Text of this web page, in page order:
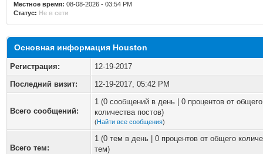
Местное время: 08-08-2026 - 03:54 PM
Статус: Не в сети
Основная информация Houston
Регистрация:
12-19-2017
Последний визит:
12-19-2017, 05:42 PM
Всего сообщений:
1 (0 сообщений в день | 0 процентов от общего
количества постов)
(Найти все сообщения)
Всего тем:
1 (0 тем в день | 0 процентов от общего
тем)